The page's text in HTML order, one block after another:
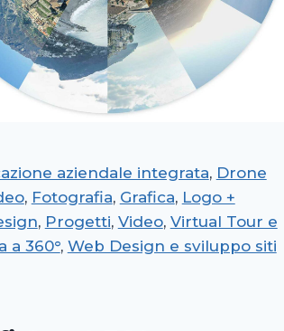
aziendale integrata, Drone
, Fotografia, Grafica, Logo +
, Progetti, Video, Virtual Tour e
a 360°, Web Design e sviluppo siti